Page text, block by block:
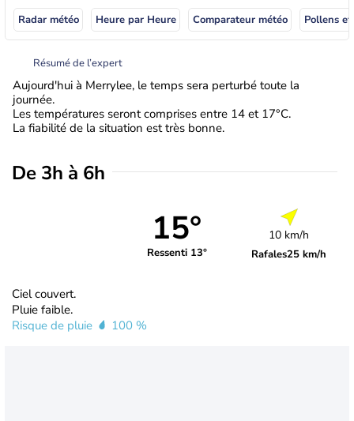
Radar météo Heure par Heure Comparateur météo Pollens
Résumé de l’expert
Aujourd'hui à Merrylee, le temps sera perturbé toute la
journée.
Les températures seront comprises entre 14 et 17°C.
La fiabilité de la situation est très bonne.
De 3h à 6h
15°
Ressenti 13°
10 km/h
Rafales25 km/h
Ciel couvert.
Pluie faible.
Risque de pluie
100 %